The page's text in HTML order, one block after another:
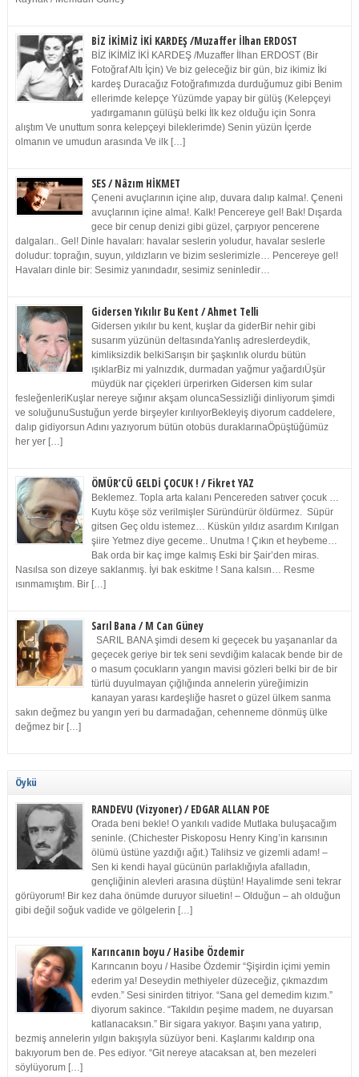
BİZ İKİMİZ İKİ KARDEŞ /Muzaffer İlhan ERDOST
BİZ İKİMİZ İKİ KARDEŞ /Muzaffer İlhan ERDOST (Bir
Fotoğraf Altı İçin) Ve biz geleceğiz bir gün, biz ikimiz İki
kardeş Duracağız Fotoğrafımızda durduğumuz gibi Benim
ellerimde kelepçe Yüzümde yapay bir gülüş (Kelepçeyi
yadırgamanın gülüşü belki İlk kez olduğu için Sonra
alıştım Ve unuttum sonra kelepçeyi bileklerimde) Senin yüzün İçerde
olmanın ve umudun arasında Ve ilk […]
SES / Nâzım HİKMET
Çeneni avuçlarının içine alıp, duvara dalıp kalma!. Çeneni
avuçlarının içine alma!. Kalk! Pencereye gel! Bak! Dışarda
gece bir cenup denizi gibi güzel, çarpıyor pencerene
dalgaları.. Gel! Dinle havaları: havalar seslerin yoludur, havalar seslerle
doludur: toprağın, suyun, yıldızların ve bizim seslerimizle… Pencereye gel!
Havaları dinle bir: Sesimiz yanındadır, sesimiz seninledir…
Gidersen Yıkılır Bu Kent / Ahmet Telli
Gidersen yıkılır bu kent, kuşlar da giderBir nehir gibi
susarım yüzünün deltasındaYanlış adreslerdeydik,
kimliksizdik belkiSarışın bir şaşkınlık olurdu bütün
ışıklarBiz mi yalnızdık, durmadan yağmur yağardıÜşür
müydük nar çiçekleri ürperirken Gidersen kim sular
fesleğenleriKuşlar nereye sığınır akşam oluncaSessizliği dinliyorum şimdi
ve soluğunuSustuğun yerde birşeyler kırılıyorBekleyiş diyorum caddelere,
dalıp gidiyorsun Adını yazıyorum bütün otobüs duraklarınaÖpüştüğümüz
her yer […]
ÖMÜR’CÜ GELDİ ÇOCUK ! / Fikret YAZ
Beklemez. Topla arta kalanı Pencereden satıver çocuk …
Kuytu köşe söz verilmişler Süründürür öldürmez. Süpür
gitsen Geç oldu istemez… Küskün yıldız asardım Kırılgan
şiire Yetmez diye geceme.. Unutma ! Çıkın et heybeme…
Bak orda bir kaç imge kalmış Eski bir Şair’den miras.
Nasılsa son dizeye saklanmış. İyi bak eskitme ! Sana kalsın… Resme
ısınmamıştım. Bir […]
Sarıl Bana / M Can Güney
SARIL BANA şimdi desem ki geçecek bu yaşananlar da
geçecek geriye bir tek seni sevdiğim kalacak bende bir de
o masum çocukların yangın mavisi gözleri belki bir de bir
türlü duyulmayan çığlığında annelerin yüreğimizin
kanayan yarası kardeşliğe hasret o güzel ülkem sanma
sakın değmez bu yangın yeri bu darmadağan, cehenneme dönmüş ülke
değmez bir […]
Öykü
RANDEVU (Vizyoner) / EDGAR ALLAN POE
Orada beni bekle! O yankılı vadide Mutlaka buluşacağım
seninle. (Chichester Piskoposu Henry King’in karısının
ölümü üstüne yazdığı ağıt.) Talihsiz ve gizemli adam! –
Sen ki kendi hayal gücünün parlaklığıyla afalladın,
gençliğinin alevleri arasına düştün! Hayalimde seni tekrar
görüyorum! Bir kez daha önümde duruyor siluetin! – Olduğun – ah olduğun
gibi değil soğuk vadide ve gölgelerin […]
Karıncanın boyu / Hasibe Özdemir
Karıncanın boyu / Hasibe Özdemir “Şişirdin içimi yemin
ederim ya! Deseydin methiyeler düzeceğiz, çıkmazdım
evden.” Sesi sinirden titriyor. “Sana gel demedim kızım.”
diyorum sakince. “Takıldın peşime madem, ne duyarsan
katlanacaksın.” Bir sigara yakıyor. Başını yana yatırıp,
bezmiş annelerin yılgın bakışıyla süzüyor beni. Kaşlarımı kaldırıp ona
bakıyorum ben de. Pes ediyor. “Git nereye atacaksan at, ben mezeleri
söylüyorum […]